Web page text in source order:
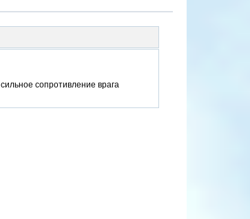
сопротивление врага